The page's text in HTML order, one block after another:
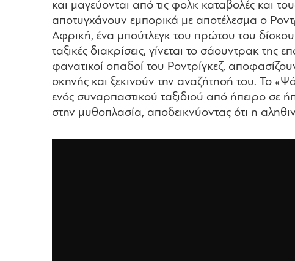
και μαγεύονται από τις φολκ καταβολές και
αποτυγχάνουν εμπορικά με αποτέλεσμα ο
Αφρική, ένα μπούτλεγκ του πρώτου του δίσκου
ταξικές διακρίσεις, γίνεται το σάουντρακ
φανατικοί οπαδοί του Ροντρίγκεζ,
σκηνής και ξεκινούν την αναζήτησή του. Το
ενός συναρπαστικού ταξιδιού από ήπειρο σε
στην μυθοπλασία, αποδεικνύοντας ότι η